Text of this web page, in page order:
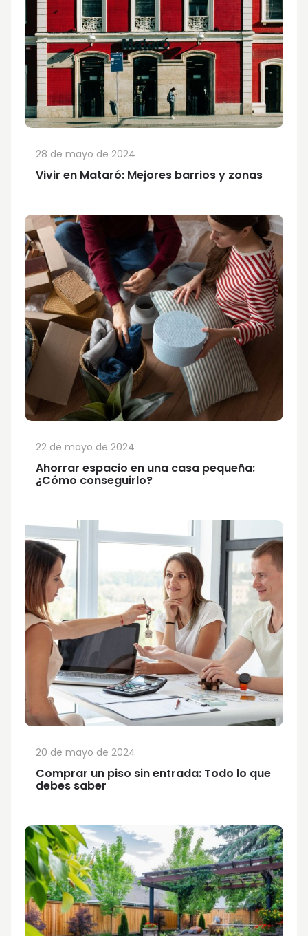
Vivir en Mataró: Mejores barrios y zonas
28 de mayo de 2024
Ahorrar espacio en una casa pequeña:
¿Cómo conseguirlo?
22 de mayo de 2024
Comprar un piso sin entrada: Todo lo que
debes saber
20 de mayo de 2024